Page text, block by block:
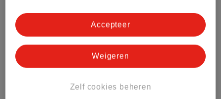
Meer informatie
Bestel & Bezorginformatie
Zelf cookies beheren
Weigeren
Accepteer